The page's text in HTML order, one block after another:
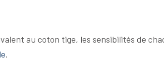
au coton tige, les sensibilités de
.